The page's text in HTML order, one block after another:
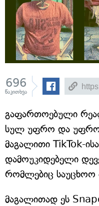
696
წაკითხვა
გაფართოებული
სულ უფრო და უფრო
მაგალითი TikTok-
დამოუკიდებელი
რომლებიც საუცხოო
მაგალითად ეს